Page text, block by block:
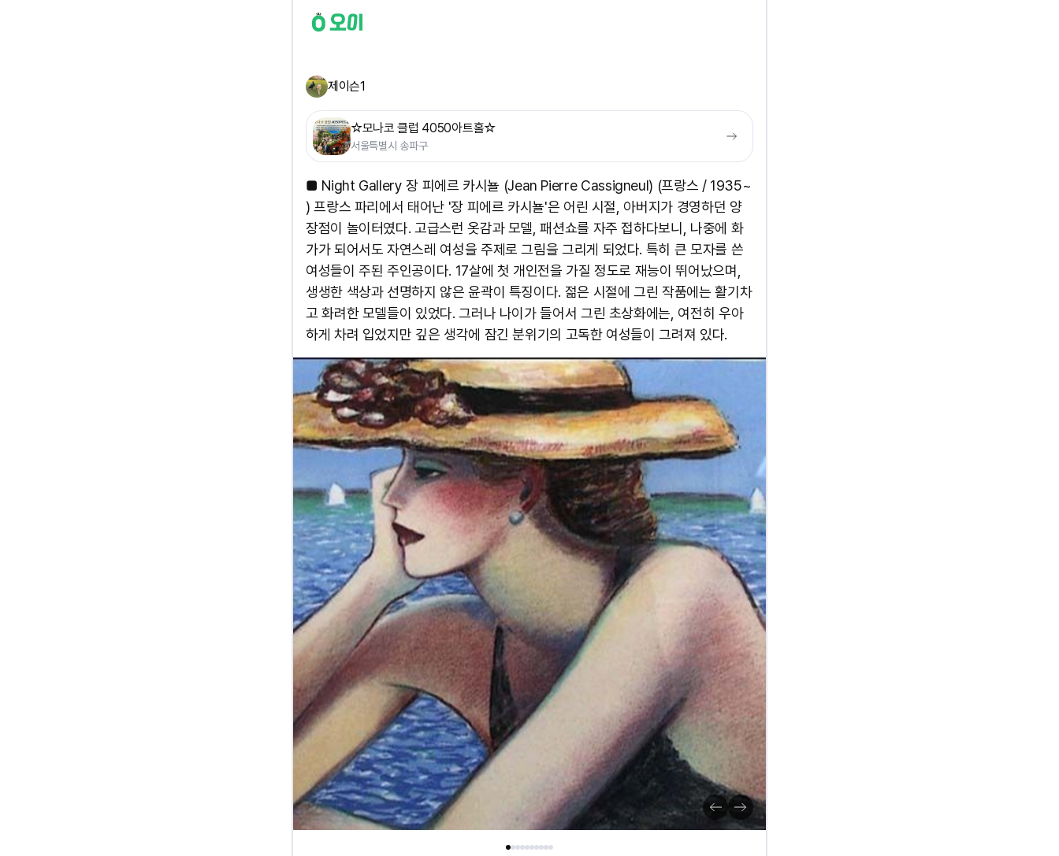
제이슨1
☆모나코 클럽 4050아트홀☆
서울특별시 송파구
■ Night Gallery 장 피에르 카시뇰 (Jean Pierre Cassigneul) (프랑스 / 1935~
) 프랑스 파리에서 태어난 '장 피에르 카시뇰'은 어린 시절, 아버지가 경영하던 양
장점이 놀이터였다. 고급스런 옷감과 모델, 패션쇼를 자주 접하다보니, 나중에 화
가가 되어서도 자연스레 여성을 주제로 그림을 그리게 되었다. 특히 큰 모자를 쓴
여성들이 주된 주인공이다. 17살에 첫 개인전을 가질 정도로 재능이 뛰어났으며,
생생한 색상과 선명하지 않은 윤곽이 특징이다. 젊은 시절에 그린 작품에는 활기차
고 화려한 모델들이 있었다. 그러나 나이가 들어서 그린 초상화에는, 여전히 우아
하게 차려 입었지만 깊은 생각에 잠긴 분위기의 고독한 여성들이 그려져 있다.